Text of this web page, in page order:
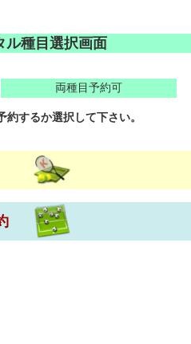
種目選択画面
両種目予約可
するか選択して下さい。